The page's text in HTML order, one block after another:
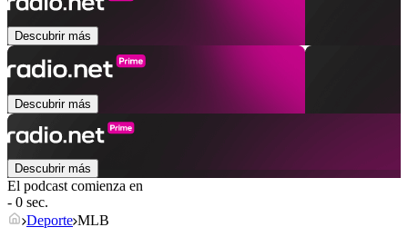
Descubrir más
Descubrir más
Descubrir más
El podcast comienza en
- 0 sec.
Deporte MLB